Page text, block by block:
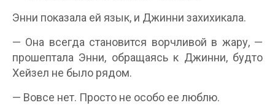
Энни показала ей язык, и Джинни захихикала.
— Она всегда становится ворчливой в жару, —
прошептала Энни, обращаясь к Джинни, будто
Хейзел не было рядом.
— Вовсе нет. Просто не особо ее люблю.